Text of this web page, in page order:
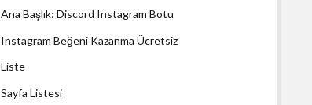
Ana Başlık: Discord Instagram Botu
Instagram Beğeni Kazanma Ücretsiz
Liste
Sayfa Listesi